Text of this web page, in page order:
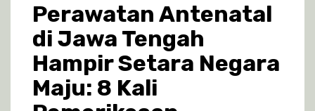
Perawatan Antenatal
di Jawa Tengah
Hampir Setara Negara
Maju: 8 Kali